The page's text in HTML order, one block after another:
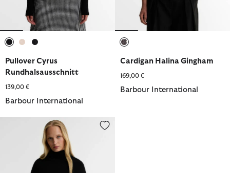
Pullover Cyrus
Rundhalsausschnitt
139,00 €
Barbour International
Cardigan Halina Gingham
169,00 €
Barbour International
Pullover Lilah aus Woll-Mix